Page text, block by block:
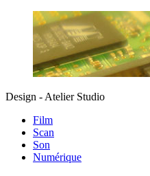
Design - Atelier Studio
Film
Scan
Son
Numérique